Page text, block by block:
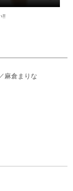
!!
麻倉まりな